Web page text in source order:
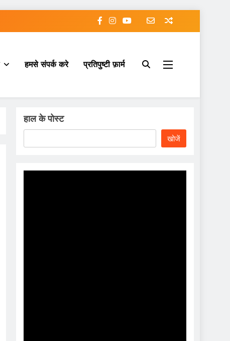
हमसे संपर्क करे प्रतिपुष्टी फ़ार्म
हाल के पोस्ट
खोजें